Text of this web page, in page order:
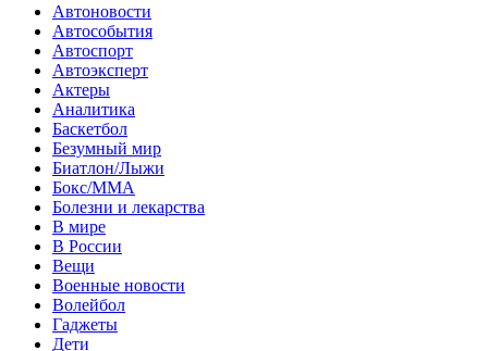
Автоновости
Автособытия
Автоспорт
Автоэксперт
Актеры
Аналитика
Баскетбол
Безумный мир
Биатлон/Лыжи
Бокс/MMA
Болезни и лекарства
В мире
В России
Вещи
Военные новости
Волейбол
Гаджеты
Дети